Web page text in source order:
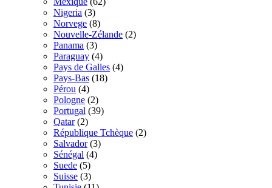
Nigeria (3)
Norvege (8)
Nouvelle-Zélande (2)
Panama (3)
Paraguay (4)
Pays de Galles (4)
Pays-Bas (18)
Pérou (4)
Pologne (2)
Portugal (39)
Qatar (2)
République Tchèque (2)
Salvador (3)
Sénégal (4)
Suede (5)
Suisse (3)